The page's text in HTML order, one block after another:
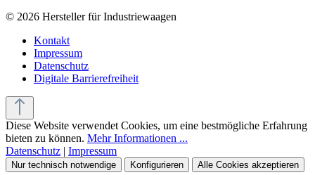
© 2026 Hersteller für Industriewaagen
Kontakt
Impressum
Datenschutz
Digitale Barrierefreiheit
Diese Website verwendet Cookies, um eine bestmögliche Erfahrung
bieten zu können. Mehr Informationen ...
Datenschutz | Impressum
Nur technisch notwendige Konfigurieren Alle Cookies akzeptieren